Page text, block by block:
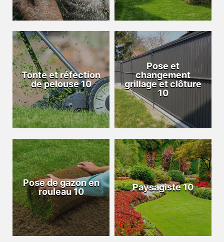
Tonte et réfection
de pelouse 10
Pose et
changement
grillage et clôture
10
Pose de gazon en
rouleau 10
Paysagiste 10